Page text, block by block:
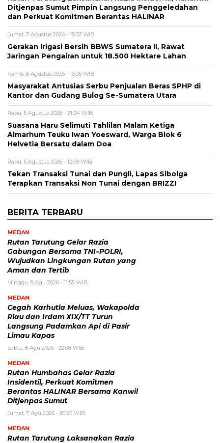
Ditjenpas Sumut Pimpin Langsung Penggeledahan
dan Perkuat Komitmen Berantas HALINAR
Jumat, 7 Agustus 2026 - 15:37 WIB
Gerakan Irigasi Bersih BBWS Sumatera II, Rawat
Jaringan Pengairan untuk 18.500 Hektare Lahan
Kamis, 6 Agustus 2026 - 16:05 WIB
Masyarakat Antusias Serbu Penjualan Beras SPHP di
Kantor dan Gudang Bulog Se-Sumatera Utara
Rabu, 5 Agustus 2026 - 21:34 WIB
Suasana Haru Selimuti Tahlilan Malam Ketiga
Almarhum Teuku Iwan Yoesward, Warga Blok 6
Helvetia Bersatu dalam Doa
Rabu, 5 Agustus 2026 - 12:59 WIB
Tekan Transaksi Tunai dan Pungli, Lapas Sibolga
Terapkan Transaksi Non Tunai dengan BRIZZI
BERITA TERBARU
MEDAN
Rutan Tarutung Gelar Razia
Gabungan Bersama TNI–POLRI,
Wujudkan Lingkungan Rutan yang
Aman dan Tertib
Minggu, 9 Agu 2026 - 11:55 WIB
MEDAN
Cegah Karhutla Meluas, Wakapolda
Riau dan Irdam XIX/TT Turun
Langsung Padamkan Api di Pasir
Limau Kapas
Sabtu, 8 Agu 2026 - 22:06 WIB
MEDAN
Rutan Humbahas Gelar Razia
Insidentil, Perkuat Komitmen
Berantas HALINAR Bersama Kanwil
Ditjenpas Sumut
Jumat, 7 Agu 2026 - 20:25 WIB
MEDAN
Rutan Tarutung Laksanakan Razia